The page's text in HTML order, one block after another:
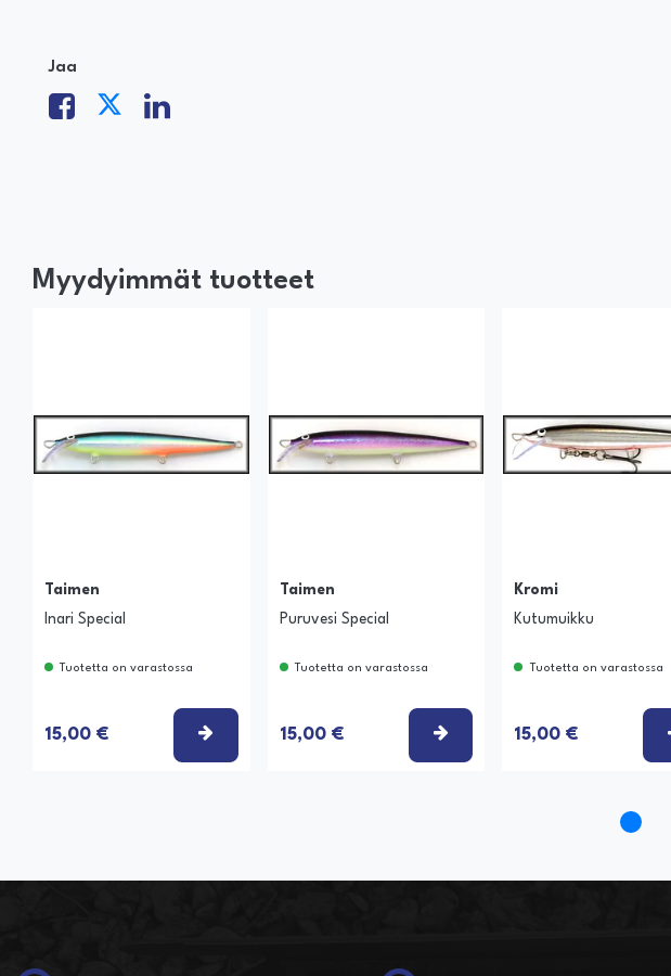
Jaa
Myydyimmät tuotteet
Taimen
Inari Special
Tuotetta on varastossa
15,00 € VALITSE VAIHTOEHTO
Taimen
Puruvesi Special
Tuotetta on varastossa
15,00 € VALITSE VAIHTOEHTO
Kromi
Kutumuikku
Tuotetta on varastossa
15,00 €